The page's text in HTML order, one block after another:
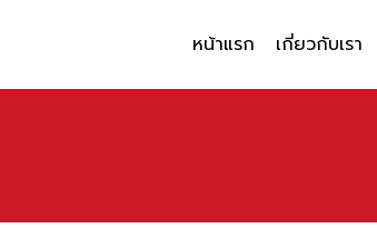
หน้าแรก เกี่ยวกับเรา